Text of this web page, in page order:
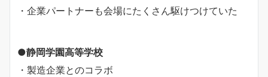
・企業パートナーも会場にたくさん駆けつけていた
●静岡学園高等学校
・製造企業とのコラボ